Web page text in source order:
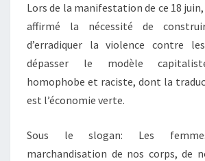
Lors de la manifestation de ce 18
affirmé la nécessité de
d’erradiquer la violence contre
dépasser le modèle
homophobe et raciste, dont la
est l’économie verte.
Sous le slogan: Les
marchandisation de nos corps, de